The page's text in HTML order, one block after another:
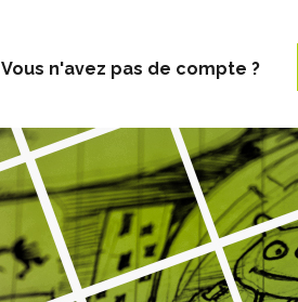
Vous n'avez pas de compte ?